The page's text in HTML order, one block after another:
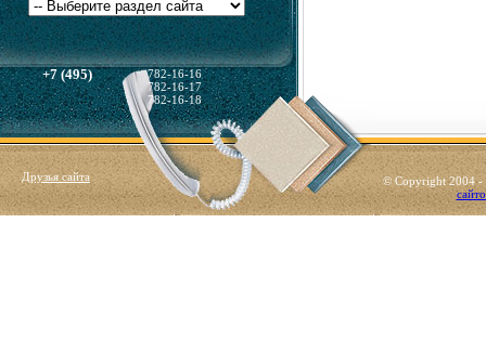
+7 (495)
782-16-16
782-16-17
782-16-18
Друзья сайта
© Copyright 2004 -